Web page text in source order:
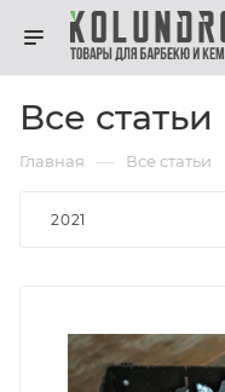
Все статьи
Главная — Все статьи
2021